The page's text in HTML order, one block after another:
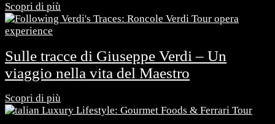
Scopri di più
Sulle tracce di Giuseppe Verdi – Un
viaggio nella vita del Maestro
Scopri di più